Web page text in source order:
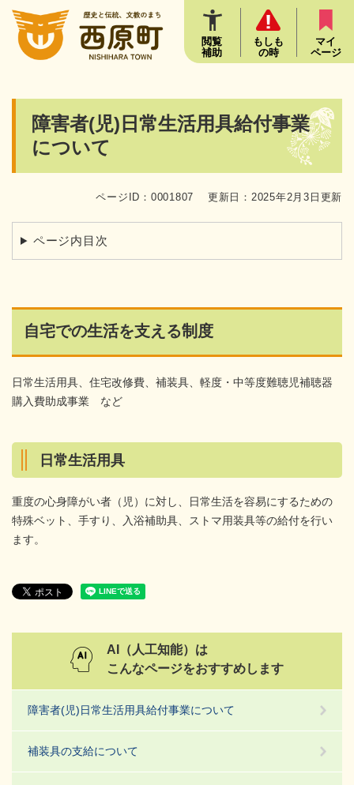
メニューを飛ばして本文へ
閲覧
補助
もしも
の時
マイ
ページ
障害者(児)日常生活用具給付事業
について
ページID：0001807 更新日：2025年2月3日更新
ページ内目次
自宅での生活を支える制度
日常生活用具、住宅改修費、補装具、軽度・中等度難聴児補聴器
購入費助成事業 など
日常生活用具
重度の心身障がい者（児）に対し、日常生活を容易にするための
特殊ベット、手すり、入浴補助具、ストマ用装具等の給付を行い
ます。
AI（人工知能）は
こんなページをおすすめします
障害者(児)日常生活用具給付事業について
補装具の支給について